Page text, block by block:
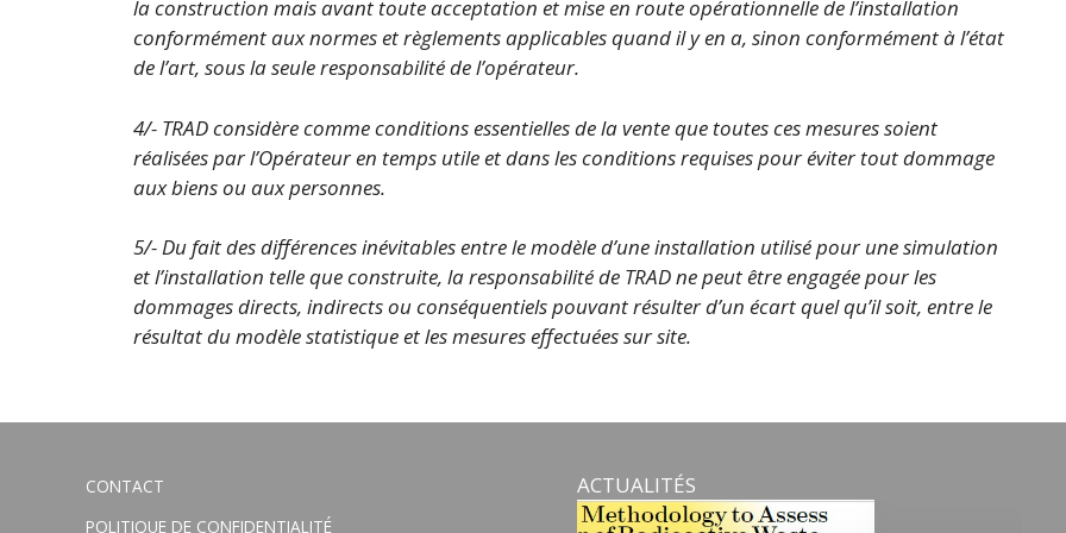
la construction mais avant toute acceptation et mise en route opérationnelle de l’installation
conformément aux normes et règlements applicables quand il y en a, sinon conformément à l’état
de l’art, sous la seule responsabilité de l’opérateur.
4/- TRAD considère comme conditions essentielles de la vente que toutes ces mesures soient
réalisées par l’Opérateur en temps utile et dans les conditions requises pour éviter tout dommage
aux biens ou aux personnes.
5/- Du fait des différences inévitables entre le modèle d’une installation utilisé pour une simulation
et l’installation telle que construite, la responsabilité de TRAD ne peut être engagée pour les
dommages directs, indirects ou conséquentiels pouvant résulter d’un écart quel qu’il soit, entre le
résultat du modèle statistique et les mesures effectuées sur site.
CONTACT
POLITIQUE DE CONFIDENTIALITÉ
ACTUALITÉS